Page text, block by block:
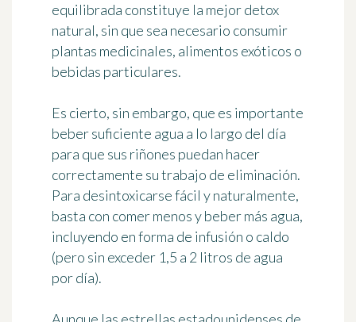
equilibrada constituye la mejor detox
natural, sin que sea necesario consumir
plantas medicinales, alimentos exóticos o
bebidas particulares.
Es cierto, sin embargo, que es importante
beber suficiente agua a lo largo del día
para que sus riñones puedan hacer
correctamente su trabajo de eliminación.
Para desintoxicarse fácil y naturalmente,
basta con comer menos y beber más agua,
incluyendo en forma de infusión o caldo
(pero sin exceder 1,5 a 2 litros de agua
por día).